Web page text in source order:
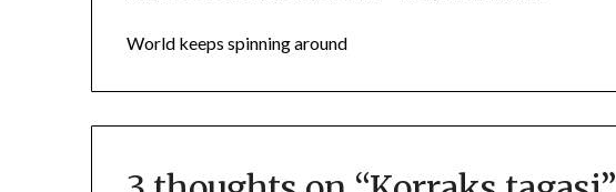
World keeps spinning around